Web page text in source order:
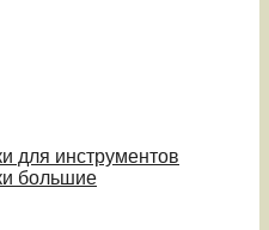
для инструментов
большие